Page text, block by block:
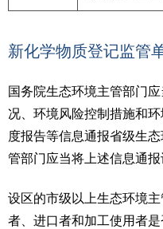
新化学物质登记监管
国务院生态环境主管部门
况、环境风险控制措施和
度报告等信息通报省级生
管部门应当将上述信息通
设区的市级以上生态环境
者、进口者和加工使用者